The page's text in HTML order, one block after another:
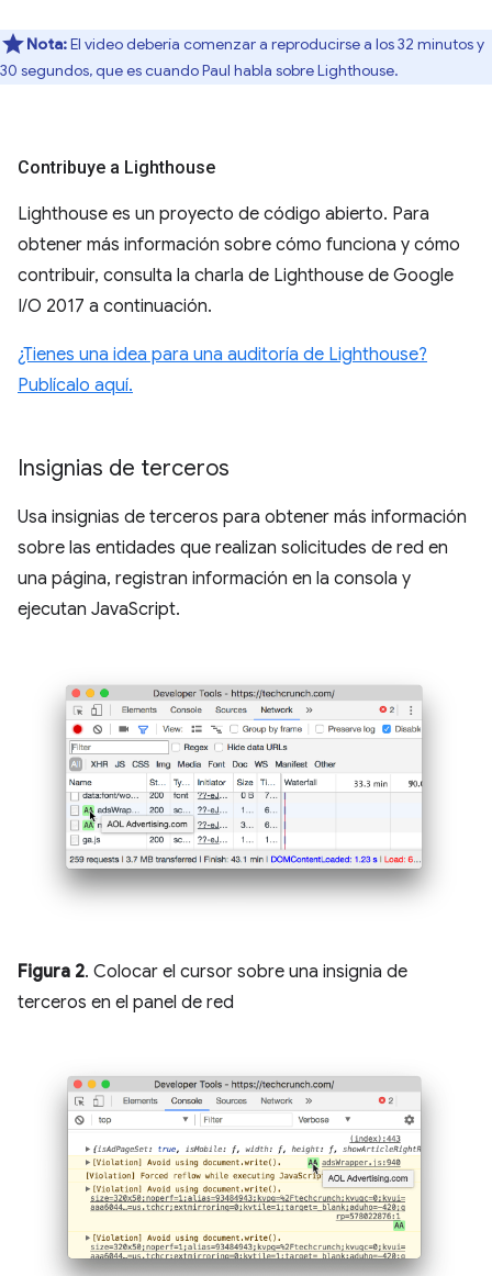
Nota:El video debería comenzar a reproducirse a los 32 minutos y
30 segundos, que es cuando Paul habla sobre Lighthouse.
Contribuye a Lighthouse
Lighthouse es un proyecto de código abierto. Para
obtener más información sobre cómo funciona y cómo
contribuir, consulta la charla de Lighthouse de Google
I/O 2017 a continuación.
¿Tienes una idea para una auditoría de Lighthouse?
Publícalo aquí.
Insignias de terceros
Usa insignias de terceros para obtener más información
sobre las entidades que realizan solicitudes de red en
una página, registran información en la consola y
ejecutan JavaScript.
Figura 2. Colocar el cursor sobre una insignia de
terceros en el panel de red